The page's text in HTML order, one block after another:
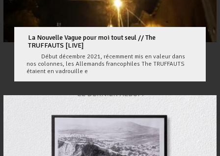
La Nouvelle Vague pour moi tout seul // The
TRUFFAUTS [LIVE]
Début décembre 2021, récemment mis en valeur dans
nos colonnes, les Allemands francophiles The TRUFFAUTS
étaient en vadrouille e